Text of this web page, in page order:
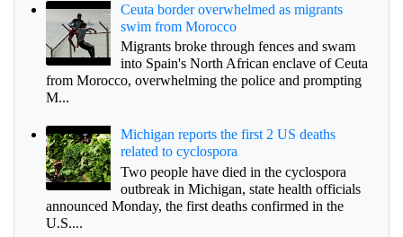
Ceuta border overwhelmed as migrants
swim from Morocco
Migrants broke through fences and swam
into Spain's North African enclave of Ceuta
from Morocco, overwhelming the police and prompting
M...
Michigan reports the first 2 US deaths
related to cyclospora
Two people have died in the cyclospora
outbreak in Michigan, state health officials
announced Monday, the first deaths confirmed in the
U.S....